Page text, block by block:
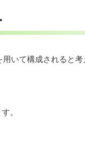
いて構成されると
。